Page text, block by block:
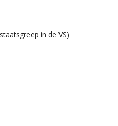
in de VS)